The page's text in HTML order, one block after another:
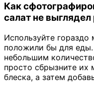
Как
салат не
Используйте
положили бы для
небольшим
просто сбрызните их
блеска, а затем